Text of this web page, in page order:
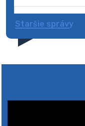
Staršie správy